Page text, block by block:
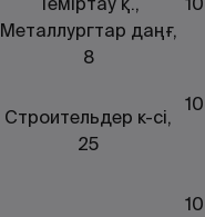
Металлургтар даңғ,
8
Строительдер к-сі,
25